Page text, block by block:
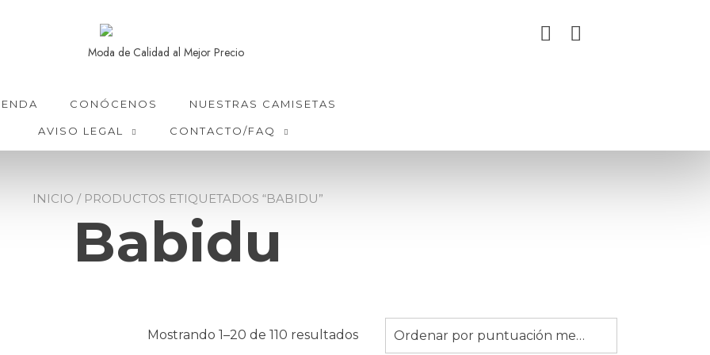
Moda de Calidad al Mejor Precio
CONÓCENOS NUESTRAS CAMISETAS
AVISO LEGAL CONTACTO/FAQ
INICIO / PRODUCTOS ETIQUETADOS “BABIDU”
Babidu
Mostrando 1–20 de 110 resultadosOrdenado
Ordenar por puntuación media